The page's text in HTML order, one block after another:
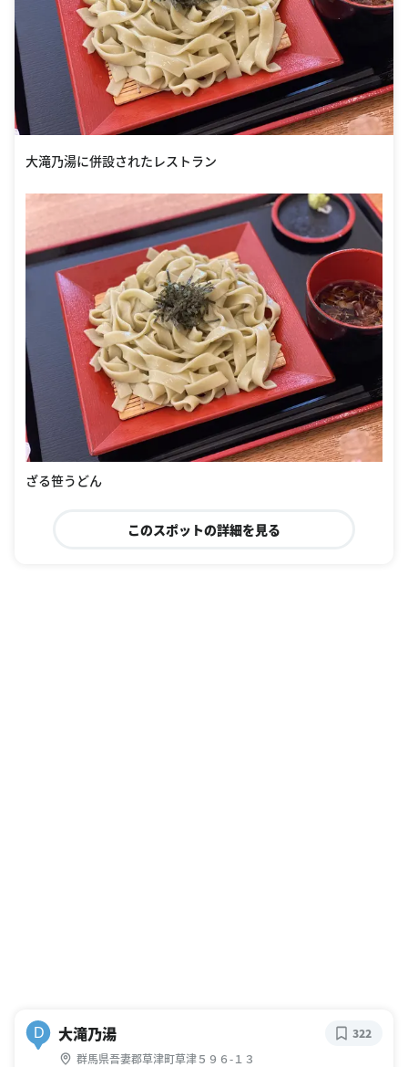
大滝乃湯に併設されたレストラン
ざる笹うどん
このスポットの詳細を見る
D 大滝乃湯
群馬県吾妻郡草津町草津５９６-１３
322